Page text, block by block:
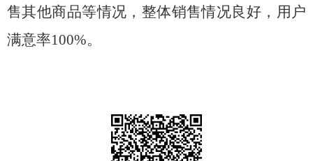
售其他商品等情况，整体销售情况良好，用户
满意率100%。